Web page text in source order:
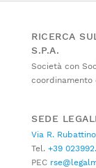
RICERCA
S.P.A.
Società con
coordinamento
SEDE
Via R.
Tel. +39
PEC